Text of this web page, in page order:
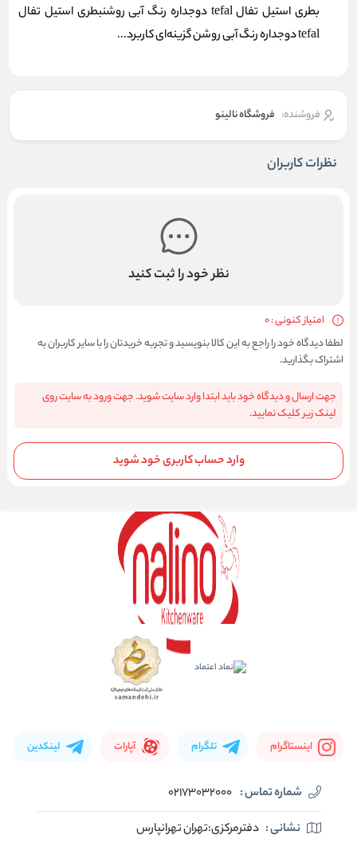
بطری استیل تفال tefal دوجداره رنگ آبی روشنبطری استیل تفال
tefal دوجداره رنگ آبی روشن گزینه‌ای کاربرد...
فروشنده: فروشگاه نالینو
نظرات کاربران
نظر خود را ثبت کنید
امتیاز کنونی : 0
لطفا دیدگاه خود را راجع به این کالا بنویسید و تجربه خریدتان را با سایر کاربران به
اشتراک بگذارید.
جهت ارسال و دیدگاه خود باید ابتدا وارد سایت شوید. جهت ورود به سایت روی
لینک زیر کلیک نمایید.
وارد حساب کاربری خود شوید
اینستاگرام تلگرام آپارات لینکدین
شماره تماس : 02173032000
نشانی : دفترمرکزی:تهران تهرانپارس